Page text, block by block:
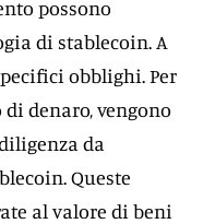
possono
di stablecoin. A
obblighi. Per
denaro, vengono
da
Queste
al valore di beni